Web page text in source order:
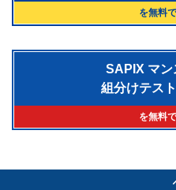
を無料
SAPIX マン
組分けテス
を無料